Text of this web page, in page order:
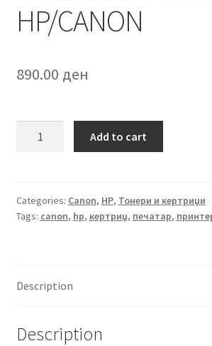
HP/CANON
890.00 ден
HP/CANON
quantity
Add to cart
Categories: Canon, HP, Тонери и кертриџи
Tags: canon, hp, кертриџ, печатар,
Description
Description